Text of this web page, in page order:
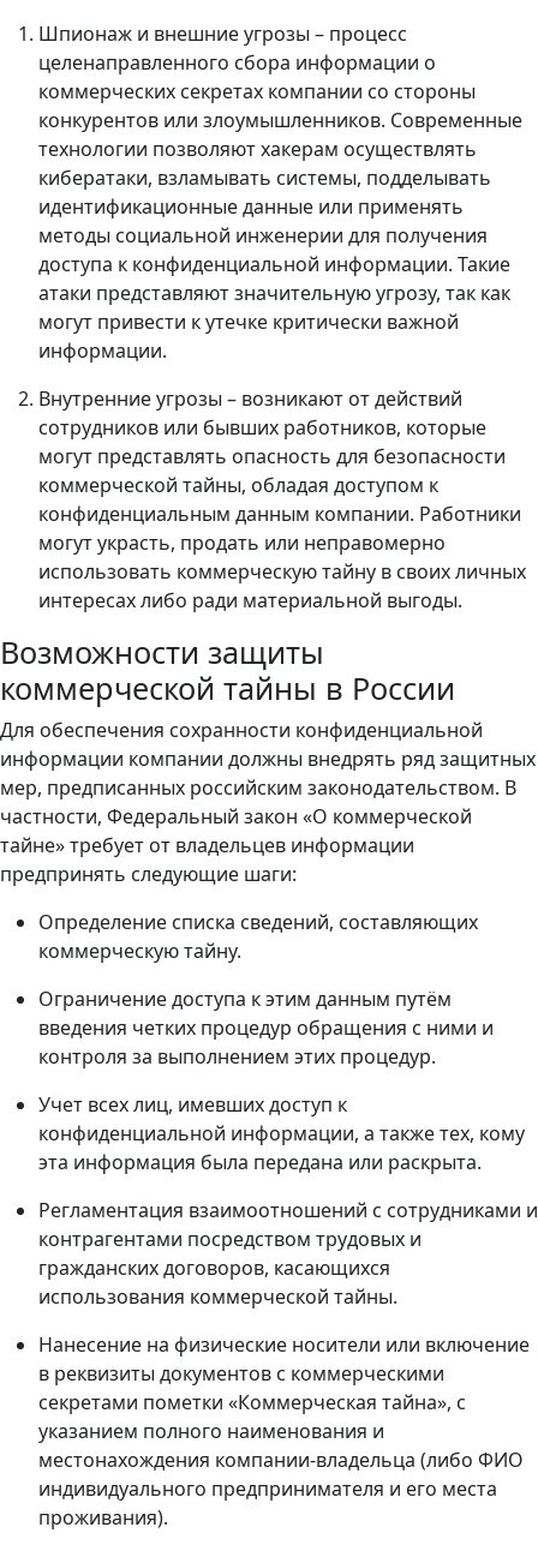
Шпионаж и внешние угрозы – процесс
целенаправленного сбора информации о
коммерческих секретах компании со стороны
конкурентов или злоумышленников. Современные
технологии позволяют хакерам осуществлять
кибератаки, взламывать системы, подделывать
идентификационные данные или применять
методы социальной инженерии для получения
доступа к конфиденциальной информации. Такие
атаки представляют значительную угрозу, так как
могут привести к утечке критически важной
информации.
Внутренние угрозы – возникают от действий
сотрудников или бывших работников, которые
могут представлять опасность для безопасности
коммерческой тайны, обладая доступом к
конфиденциальным данным компании. Работники
могут украсть, продать или неправомерно
использовать коммерческую тайну в своих личных
интересах либо ради материальной выгоды.
Возможности защиты
коммерческой тайны в России
Для обеспечения сохранности конфиденциальной
информации компании должны внедрять ряд защитных
мер, предписанных российским законодательством. В
частности, Федеральный закон «О коммерческой
тайне» требует от владельцев информации
предпринять следующие шаги:
Определение списка сведений, составляющих
коммерческую тайну.
Ограничение доступа к этим данным путём
введения четких процедур обращения с ними и
контроля за выполнением этих процедур.
Учет всех лиц, имевших доступ к
конфиденциальной информации, а также тех, кому
эта информация была передана или раскрыта.
Регламентация взаимоотношений с сотрудниками и
контрагентами посредством трудовых и
гражданских договоров, касающихся
использования коммерческой тайны.
Нанесение на физические носители или включение
в реквизиты документов с коммерческими
секретами пометки «Коммерческая тайна», с
указанием полного наименования и
местонахождения компании-владельца (либо ФИО
индивидуального предпринимателя и его места
проживания).